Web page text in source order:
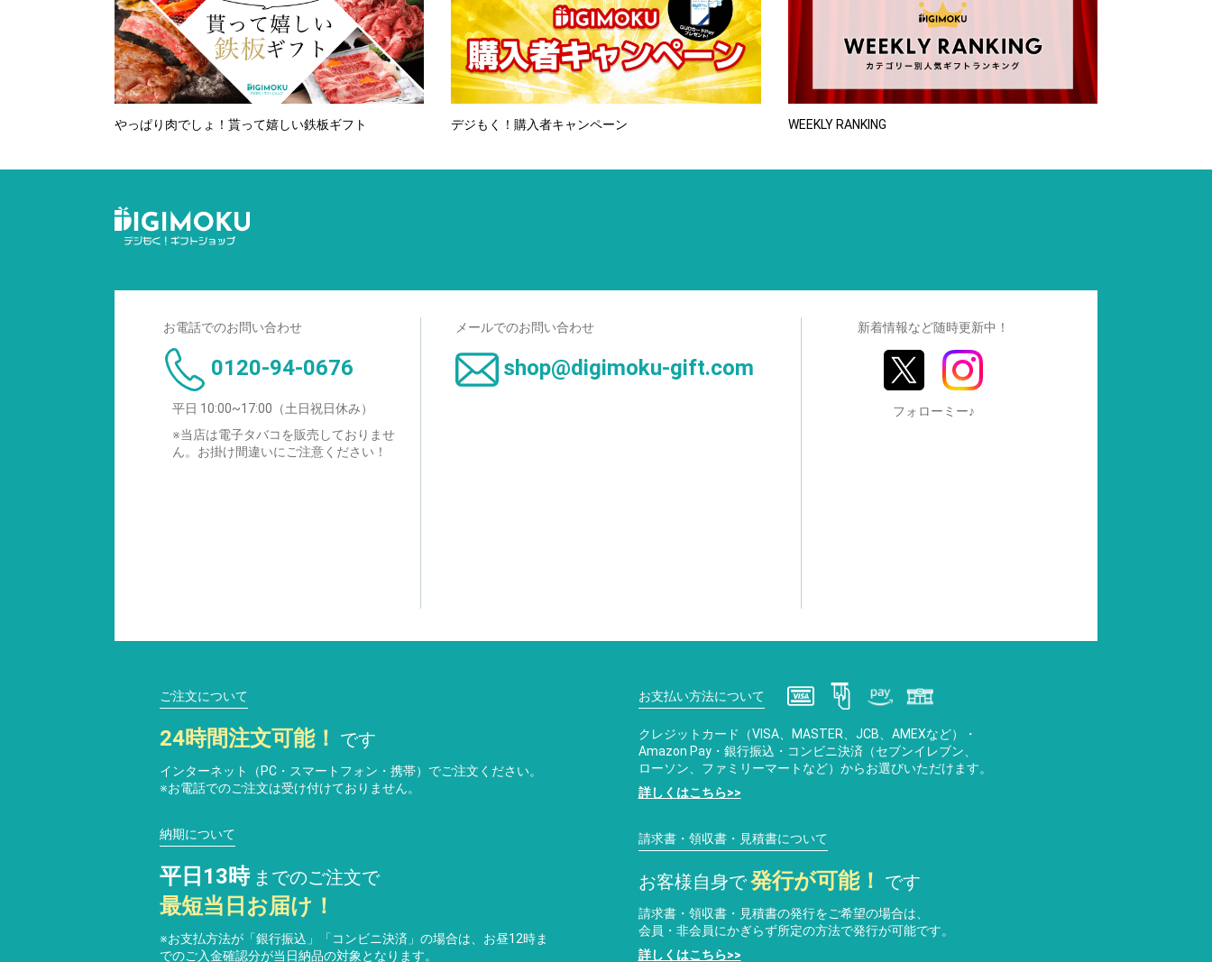
やっぱり肉でしょ！貰って嬉しい鉄板ギフト デジもく！購入者キャンペーン WEEKLY RANKING
お電話でのお問い合わせ
0120-94-0676
平日 10:00~17:00（土日祝日休み）
※当店は電子タバコを販売しておりませ
ん。お掛け間違いにご注意ください！
メールでのお問い合わせ
shop@digimoku-gift.com
新着情報など随時更新中！
フォローミー♪
ご注文について
24時間注文可能！ です
インターネット（PC・スマートフォン・携帯）でご注文ください。
※お電話でのご注文は受け付けておりません。
納期について
平日13時 までのご注文で
最短当日お届け！
※お支払方法が「銀行振込」「コンビニ決済」の場合は、お昼12時ま
でのご入金確認分が当日納品の対象となります。
お支払い方法について
クレジットカード（VISA、MASTER、JCB、AMEXなど）・
Amazon Pay・銀行振込・コンビニ決済（セブンイレブン、
ローソン、ファミリーマートなど）からお選びいただけます。
詳しくはこちら>>
請求書・領収書・見積書について
お客様自身で発行が可能！ です
請求書・領収書・見積書の発行をご希望の場合は、
会員・非会員にかぎらず所定の方法で発行が可能です。
詳しくはこちら>>